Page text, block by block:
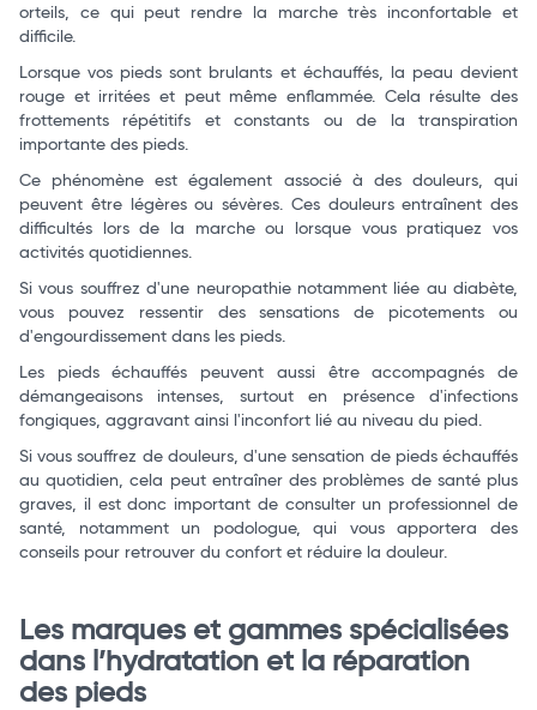
orteils, ce qui peut rendre la marche très inconfortable et
difficile.
Lorsque vos pieds sont brulants et échauffés, la peau devient
rouge et irritées et peut même enflammée. Cela résulte des
frottements répétitifs et constants ou de la transpiration
importante des pieds.
Ce phénomène est également associé à des douleurs, qui
peuvent être légères ou sévères. Ces douleurs entraînent des
difficultés lors de la marche ou lorsque vous pratiquez vos
activités quotidiennes.
Si vous souffrez d'une neuropathie notamment liée au diabète,
vous pouvez ressentir des sensations de picotements ou
d'engourdissement dans les pieds.
Les pieds échauffés peuvent aussi être accompagnés de
démangeaisons intenses, surtout en présence d'infections
fongiques, aggravant ainsi l'inconfort lié au niveau du pied.
Si vous souffrez de douleurs, d'une sensation de pieds échauffés
au quotidien, cela peut entraîner des problèmes de santé plus
graves, il est donc important de consulter un professionnel de
santé, notamment un podologue, qui vous apportera des
conseils pour retrouver du confort et réduire la douleur.
Les marques et gammes spécialisées
dans l’hydratation et la réparation
des pieds